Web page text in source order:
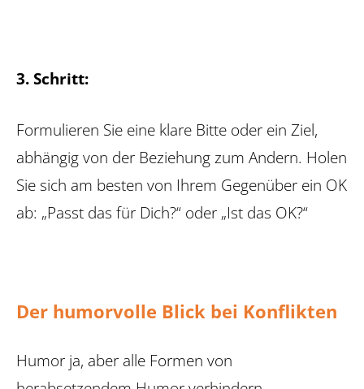
3. Schritt:
Formulieren Sie eine klare Bitte oder ein Ziel,
abhängig von der Beziehung zum Andern. Holen
Sie sich am besten von Ihrem Gegenüber ein OK
ab: „Passt das für Dich?“ oder „Ist das OK?“
Der humorvolle Blick bei Konflikten
Humor ja, aber alle Formen von